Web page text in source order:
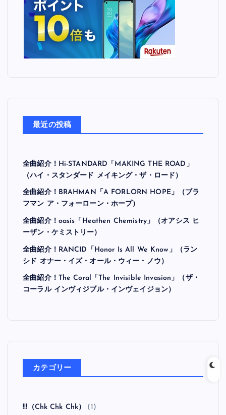
最近の投稿
全曲紹介！Hi-STANDARD「MAKING THE ROAD」
（ハイ・スタンダード メイキング・ザ・ロード）
全曲紹介！BRAHMAN「A FORLORN HOPE」（ブラ
フマン ア・フォーローン・ホープ）
全曲紹介！oasis「Heathen Chemistry」（オアシス ヒ
ーザン・ケミストリー）
全曲紹介！RANCID「Honor Is All We Know」（ラン
シド オナー・イズ・オール・ウィー・ノウ）
全曲紹介！The Coral「The Invisible Invasion」（ザ・
コーラル インヴィジブル・インヴェイジョン）
カテゴリー
!!!（Chk Chk Chk） (1)